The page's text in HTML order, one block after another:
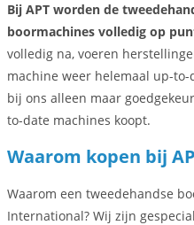
Bij APT worden de
boormachines volledig op
volledig na, voeren
machine weer helemaal up-
bij ons alleen maar
to-date machines koopt.
Waarom kopen bij
Waarom een tweedehandse
International? Wij zijn